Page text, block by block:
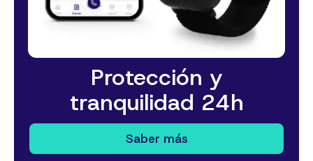
Protección y
tranquilidad 24h
Saber más